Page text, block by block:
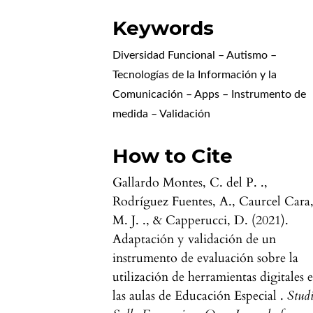
Keywords
Diversidad Funcional – Autismo –
Tecnologías de la Información y la
Comunicación – Apps – Instrumento de
medida – Validación
How to Cite
Gallardo Montes, C. del P. .,
Rodríguez Fuentes, A., Caurcel Cara,
M. J. ., & Capperucci, D. (2021).
Adaptación y validación de un
instrumento de evaluación sobre la
utilización de herramientas digitales
las aulas de Educación Especial .Studi